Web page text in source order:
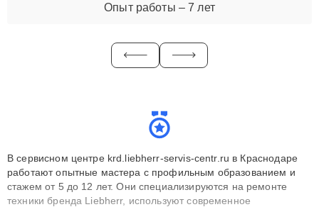
Опыт работы – 7 лет
В сервисном центре krd.liebherr-servis-centr.ru в Краснодаре
работают опытные мастера с профильным образованием и
стажем от 5 до 12 лет. Они специализируются на ремонте
техники бренда Liebherr, используют современное